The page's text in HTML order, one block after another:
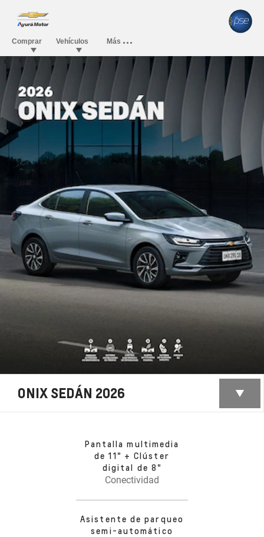
ONIX SEDÁN 2026
Pantalla multimedia
de 11" + Clúster
digital de 8"
Conectividad
Asistente de parqueo
semi-automático